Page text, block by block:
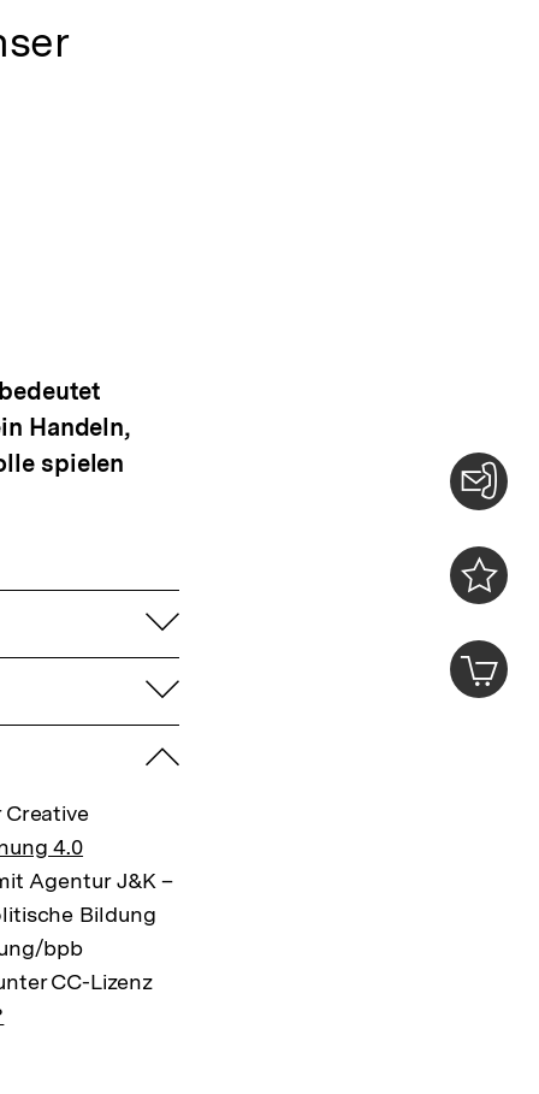
0
ansehen
0
im
Handeln,
spielen
aufklappen
aufklappen
zuklappen
4.0
Agentur J&K –
Bildung
bpb
CC-Lizenz